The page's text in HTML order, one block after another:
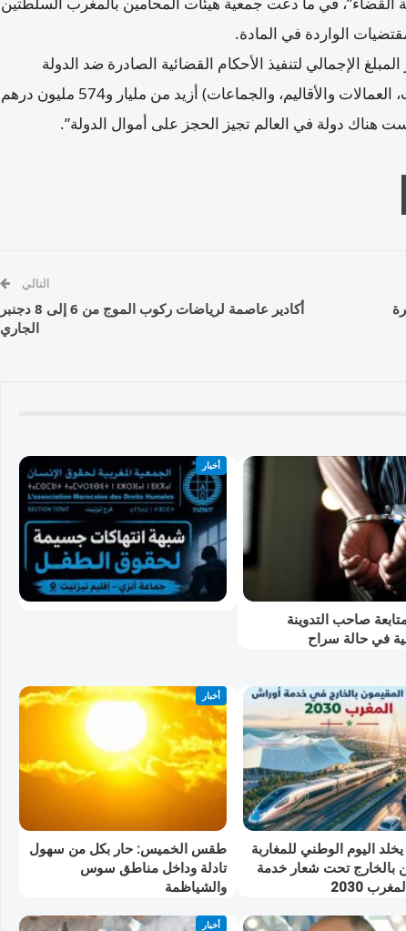
الواردة في المادة.
الإجمالي لتنفيذ الأحكام القضائية الصادرة ضد الدولة
ومؤسساتها وإداراتها وجماعاتها الترابية (الجهات، العمالات والأقاليم، والجماعات) أزيد من مليار و574 مليون درهم
التالي
أكادير عاصمة لرياضات ركوب الموج من 6 إلى 8 دجنبر
الجاري
صاحب التدوينة
في حالة سراح
أخبار
اليوم الوطني للمغاربة
بالخارج تحت شعار خدمة
2030
أخبار
طقس الخميس: ﺣﺎﺭ بكل من سهول
تادلة وداخل مناطق سوس
والشياظمة
أخبار